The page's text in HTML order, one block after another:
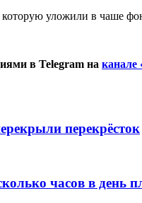
уложили в чаше
в Telegram на канале
перекрёсток
часов в